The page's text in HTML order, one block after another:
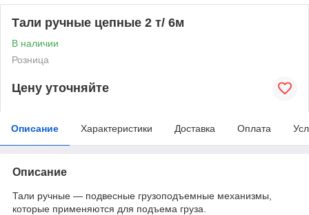
Тали ручные цепные 2 т/ 6м
В наличии
Розница
Цену уточняйте
Описание Характеристики Доставка Оплата
Описание
Тали ручные — подвесные грузоподъемные механизмы,
которые применяются для подъема груза.